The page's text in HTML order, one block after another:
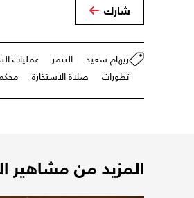
شارك
ريهام سعيد التنمر عمليات
تطورات
صلاة الاستخارة
المزيد من مشاهير